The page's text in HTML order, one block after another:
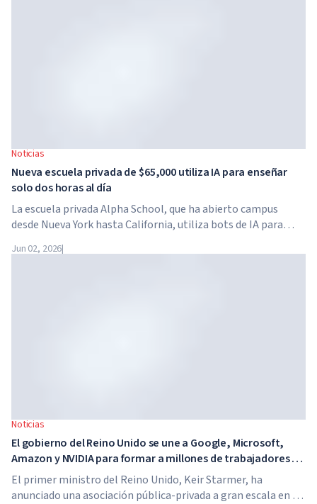
Noticias
Nueva escuela privada de $65,000 utiliza IA para enseñar
solo dos horas al día
La escuela privada Alpha School, que ha abierto campus
desde Nueva York hasta California, utiliza bots de IA para
día. La escuela no tiene profesores tradicionales, ni tareas
Jun 02, 2026|
Noticias
El gobierno del Reino Unido se une a Google, Microsoft,
Amazon y NVIDIA para formar a millones de trabajadores en
habilidades de IA
El primer ministro del Reino Unido, Keir Starmer, ha
anunciado una asociación pública-privada a gran escala en el